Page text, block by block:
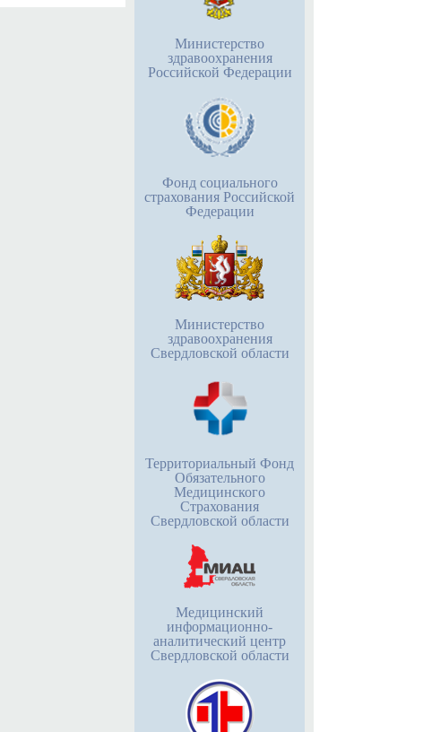
Министерство
здравоохранения
Российской Федерации
Фонд социального
страхования Российской
Федерации
Министерство
здравоохранения
Свердловской области
Территориальный Фонд
Обязательного
Медицинского
Страхования
Свердловской области
Медицинский
информационно-
аналитический центр
Свердловской области